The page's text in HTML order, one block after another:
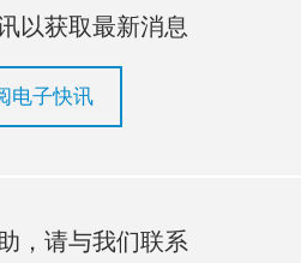
以获取最新消息
电子快讯
，请与我们联系